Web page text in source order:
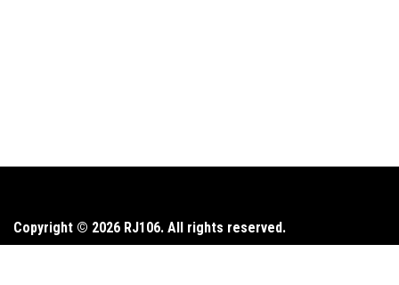
Copyright © 2026 RJ106. All rights reserved.